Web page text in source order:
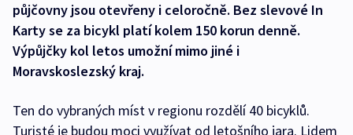
půjčovny jsou otevřeny i celoročně. Bez slevové In
Karty se za bicykl platí kolem 150 korun denně.
Výpůjčky kol letos umožní mimo jiné i
Moravskoslezský kraj.
Ten do vybraných míst v regionu rozdělí 40 bicyklů.
Turisté je budou moci využívat od letošního jara. Lidem